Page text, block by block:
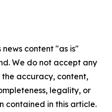
news content "as is"
We do not accept any
accuracy, content,
legality, or
contained in this article.